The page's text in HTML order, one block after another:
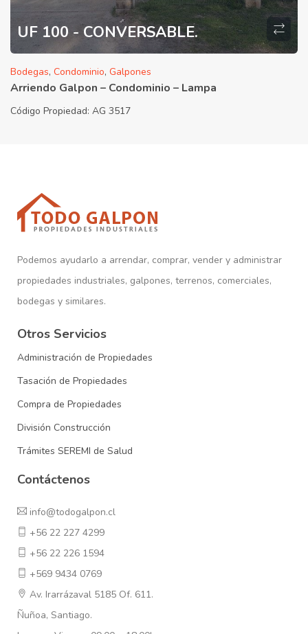
UF 100 - CONVERSABLE.
Bodegas, Condominio, Galpones
Arriendo Galpon – Condominio – Lampa
Código Propiedad: AG 3517
Podemos ayudarlo a arrendar, comprar, vender y administrar
propiedades industriales, galpones, terrenos, comerciales,
bodegas y similares.
Otros Servicios
Administración de Propiedades
Tasación de Propiedades
Compra de Propiedades
División Construcción
Trámites SEREMI de Salud
Contáctenos
info@todogalpon.cl
+56 22 227 4299
+56 22 226 1594
+569 9434 0769
Av. Irarrázaval 5185 Of. 611.
Ñuñoa, Santiago.